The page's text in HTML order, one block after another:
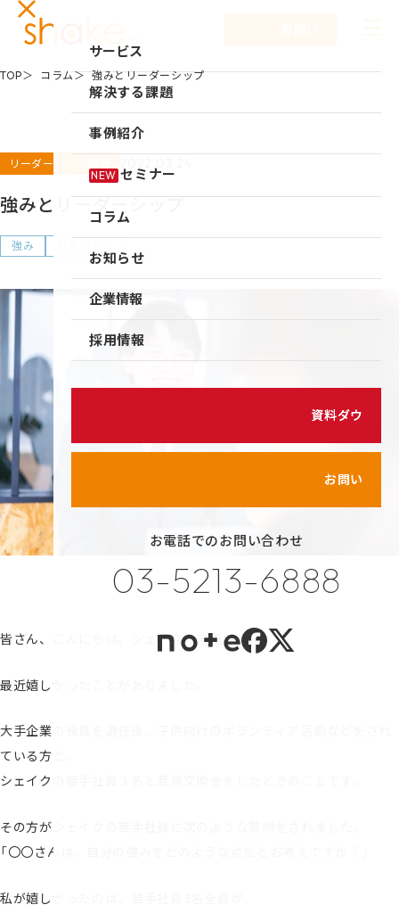
サービス
サービスTOP
キャリア自律
仕組み作り
新入社員研修
組織づくり
育成体系構築
解決する課題
事例紹介
NEW セミナー
コラム
お知らせ
企業情報
企業情報TOP
代表メッセージ
健康経営の取り組み
プライバシーポリシー
情報セキュリティポリシー
採用情報
お電話でのお問い合わせ
03-5213-6888
TOP コラム 強みとリーダーシップ
リーダーシップ開発
強みとリーダーシップ
強み
皆さん、こんにちは。シェイクの吉田です。
最近嬉しかったことがありました。
大手企業の役員を退任後、子供向けのボランティア活動などをされ
ている方と、
シェイクの若手社員３名と意見交換会をしたときのことです。
その方がシェイクの若手社員に次のような質問をされました。
「〇〇さんは、自分の強みをどのような点だとお考えですか？」
私が嬉しかったのは、若手社員3名全員が、